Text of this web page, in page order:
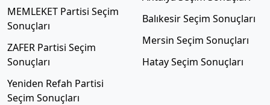
MEMLEKET Partisi Seçim
Sonuçları
ZAFER Partisi Seçim
Sonuçları
Yeniden Refah Partisi
Seçim Sonuçları
Balıkesir Seçim Sonuçları
Mersin Seçim Sonuçları
Hatay Seçim Sonuçları